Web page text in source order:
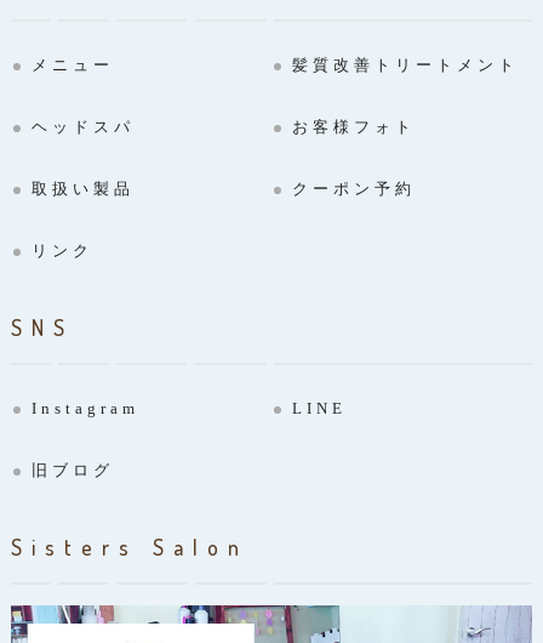
メニュー 髪質改善トリートメント
ヘッドスパ お客様フォト
取扱い製品 クーポン予約
リンク
SNS
Instagram LINE
旧ブログ
Sisters Salon